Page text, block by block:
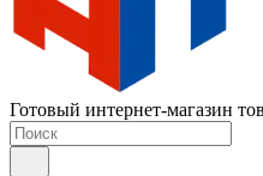
Готовый интернет-магазин